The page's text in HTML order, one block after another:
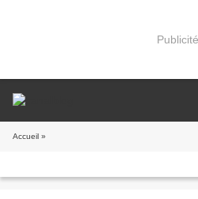
Publicité
Accueil »